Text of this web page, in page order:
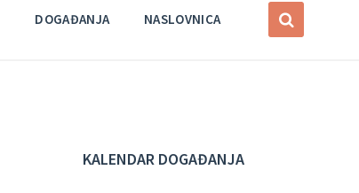
DOGAĐANJA NASLOVNICA
KALENDAR DOGAĐANJA